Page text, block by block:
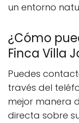
un entorno
¿Cómo
Finca Villa
Puedes
través del
mejor manera
directa sobre